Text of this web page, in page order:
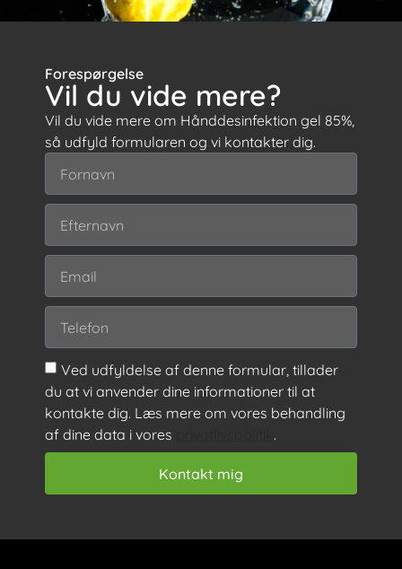
Forespørgelse
Vil du vide mere?
Vil du vide mere om Hånddesinfektion gel 85%,
så udfyld formularen og vi kontakter dig.
Ved udfyldelse af denne formular, tillader
du at vi anvender dine informationer til at
kontakte dig. Læs mere om vores behandling
af dine data i vores
.
Kontakt mig